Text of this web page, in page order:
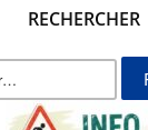
RECHERCHER
Rechercher :